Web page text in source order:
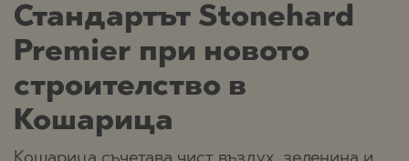
Стандартът Stonehard
Premier при новото
строителство в
Кошарица